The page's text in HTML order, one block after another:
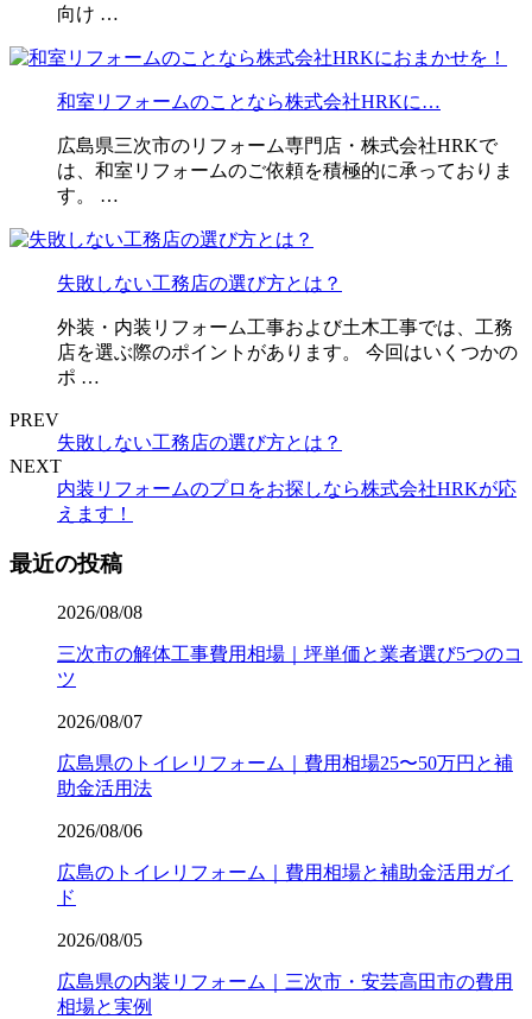
向け …
和室リフォームのことなら株式会社HRKに…
広島県三次市のリフォーム専門店・株式会社HRKで
は、和室リフォームのご依頼を積極的に承っておりま
す。 …
失敗しない工務店の選び方とは？
外装・内装リフォーム工事および土木工事では、工務
店を選ぶ際のポイントがあります。 今回はいくつかの
ポ …
PREV
失敗しない工務店の選び方とは？
NEXT
内装リフォームのプロをお探しなら株式会社HRKが応
えます！
最近の投稿
2026/08/08
三次市の解体工事費用相場｜坪単価と業者選び5つのコ
ツ
2026/08/07
広島県のトイレリフォーム｜費用相場25〜50万円と補
助金活用法
2026/08/06
広島のトイレリフォーム｜費用相場と補助金活用ガイ
ド
2026/08/05
広島県の内装リフォーム｜三次市・安芸高田市の費用
相場と実例